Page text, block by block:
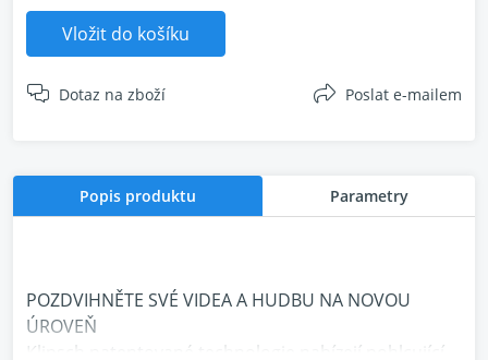
Vložit do košíku
Dotaz na zboží Poslat e-mailem
Popis produktu Parametry
POZDVIHNĚTE SVÉ VIDEA A HUDBU NA NOVOU
ÚROVEŇ
Klipsch patentované technologie nabízejí pohlcující,